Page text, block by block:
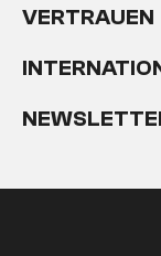
VERTRAUEN